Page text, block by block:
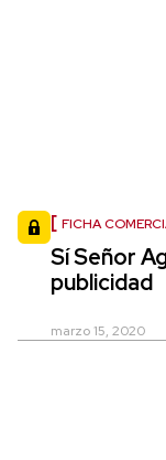
FICHA
Sí Señor
publicidad
marzo 15, 2020